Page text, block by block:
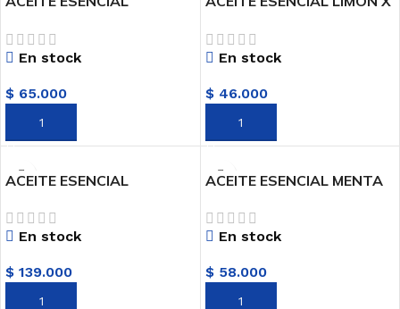
AROMATMA
En stock
$ 65.000
AÑADIR AL CARRITO
En stock
$46.000
AÑADIR AL CARRITO
ACEITE ESENCIAL
AROMATMA
En stock
$ 139.000
AÑADIR AL CARRITO
ACEITE ESENCIAL MENTA
En stock
$58.000
AÑADIR AL CARRITO